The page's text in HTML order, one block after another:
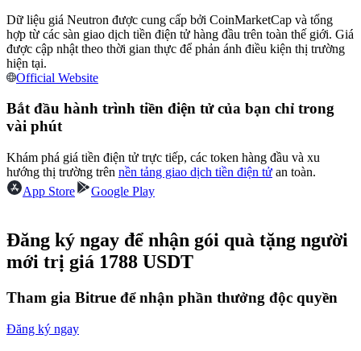
Sao chép Giao dịch
Tham gia cùng các nhà giao dịch hàng đầu
Trở thành Nhà giao dịch Sao chép
Tận hưởng chia sẻ lợi nhuận và hoa hồng giao dịch sao chép
Dữ liệu giá Neutron được cung cấp bởi CoinMarketCap và tổng
hợp từ các sàn giao dịch tiền điện tử hàng đầu trên toàn thế giới. Giá
được cập nhật theo thời gian thực để phản ánh điều kiện thị trường
hiện tại.
Official Website
Bắt đầu hành trình tiền điện tử của bạn chỉ trong
vài phút
Khám phá giá tiền điện tử trực tiếp, các token hàng đầu và xu
hướng thị trường trên nền tảng giao dịch tiền điện tử an toàn.
App Store
Google Play
Đăng ký ngay để nhận gói quà tặng người
mới trị giá 1788 USDT
Tham gia Bitrue để nhận phần thưởng độc quyền
Đăng ký ngay